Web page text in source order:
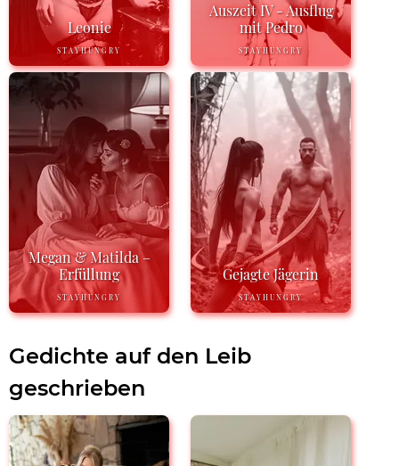
Leonie
STAYHUNGRY
Auszeit IV - Ausflug
mit Pedro
STAYHUNGRY
Megan & Matilda –
Erfüllung
STAYHUNGRY
Gejagte Jägerin
STAYHUNGRY
Gedichte auf den Leib
geschrieben